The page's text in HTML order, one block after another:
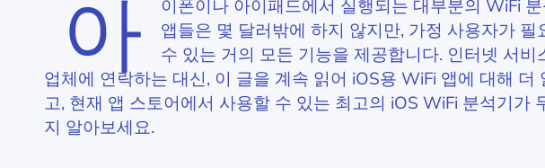
아
이폰이나 아이패드에서 실행되는 대부분의 WiFi 분
앱들은 몇 달러밖에 하지 않지만, 가정 사용자가 필
수 있는 거의 모든 기능을 제공합니다. 인터넷 서비
업체에 연락하는 대신, 이 글을 계속 읽어 iOS용 WiFi 앱에 대해 더
고, 현재 앱 스토어에서 사용할 수 있는 최고의 iOS WiFi 분석기가
지 알아보세요.